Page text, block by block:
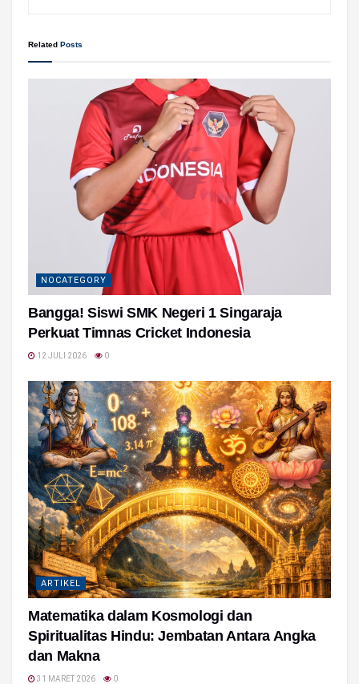
Related Posts
NOCATEGORY
Bangga! Siswi SMK Negeri 1 Singaraja
Perkuat Timnas Cricket Indonesia
12 JULI 2026 0
ARTIKEL
Matematika dalam Kosmologi dan
Spiritualitas Hindu: Jembatan Antara Angka
dan Makna
31 MARET 2026 0